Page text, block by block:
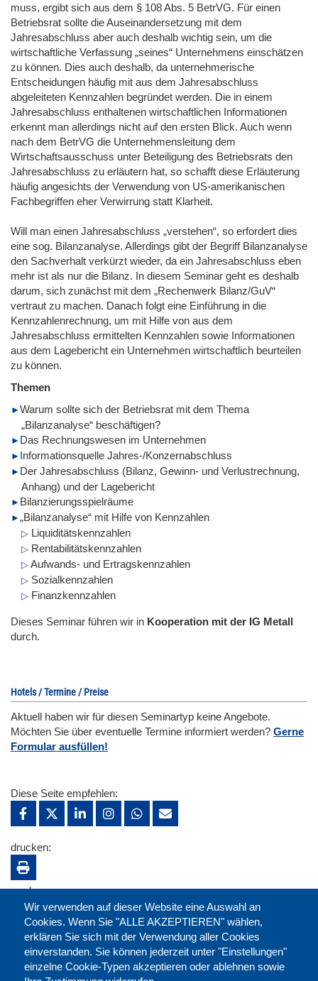
muss, ergibt sich aus dem § 108 Abs. 5 BetrVG. Für einen
Betriebsrat sollte die Auseinandersetzung mit dem
Jahresabschluss aber auch deshalb wichtig sein, um die
wirtschaftliche Verfassung „seines“ Unternehmens einschätzen
zu können. Dies auch deshalb, da unternehmerische
Entscheidungen häufig mit aus dem Jahresabschluss
abgeleiteten Kennzahlen begründet werden. Die in einem
Jahresabschluss enthaltenen wirtschaftlichen Informationen
erkennt man allerdings nicht auf den ersten Blick. Auch wenn
nach dem BetrVG die Unternehmensleitung dem
Wirtschaftsausschuss unter Beteiligung des Betriebsrats den
Jahresabschluss zu erläutern hat, so schafft diese Erläuterung
häufig angesichts der Verwendung von US-amerikanischen
Fachbegriffen eher Verwirrung statt Klarheit.
Will man einen Jahresabschluss „verstehen“, so erfordert dies
eine sog. Bilanzanalyse. Allerdings gibt der Begriff Bilanzanalyse
den Sachverhalt verkürzt wieder, da ein Jahresabschluss eben
mehr ist als nur die Bilanz. In diesem Seminar geht es deshalb
darum, sich zunächst mit dem „Rechenwerk Bilanz/GuV“
vertraut zu machen. Danach folgt eine Einführung in die
Kennzahlenrechnung, um mit Hilfe von aus dem
Jahresabschluss ermittelten Kennzahlen sowie Informationen
aus dem Lagebericht ein Unternehmen wirtschaftlich beurteilen
zu können.
Themen
Warum sollte sich der Betriebsrat mit dem Thema
„Bilanzanalyse“ beschäftigen?
Das Rechnungswesen im Unternehmen
Informationsquelle Jahres-/Konzernabschluss
Der Jahresabschluss (Bilanz, Gewinn- und Verlustrechnung,
Anhang) und der Lagebericht
Bilanzierungsspielräume
„Bilanzanalyse“ mit Hilfe von Kennzahlen
Liquiditätskennzahlen
Rentabilitätskennzahlen
Aufwands- und Ertragskennzahlen
Sozialkennzahlen
Finanzkennzahlen
Dieses Seminar führen wir in Kooperation mit der IG Metall
durch.
Hotels / Termine / Preise
Aktuell haben wir für diesen Seminartyp keine Angebote.
Möchten Sie über eventuelle Termine informiert werden? Gerne
Formular ausfüllen!
Wir verwenden auf dieser Website eine Auswahl an
Cookies. Wenn Sie "ALLE AKZEPTIEREN" wählen,
erklären Sie sich mit der Verwendung aller Cookies
einverstanden. Sie können jederzeit unter "Einstellungen"
einzelne Cookie-Typen akzeptieren oder ablehnen sowie
Diese Seite empfehlen:
drucken:
merken: